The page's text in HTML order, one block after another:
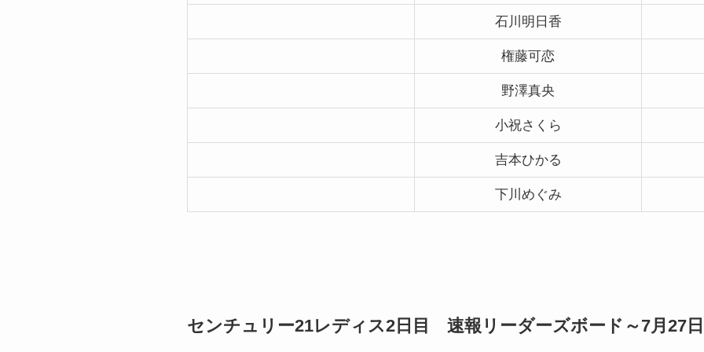
石川明日香
権藤可恋
野澤真央
小祝さくら
吉本ひかる
下川めぐみ
センチュリー21レディス2日目 速報リーダーズボード～7月27